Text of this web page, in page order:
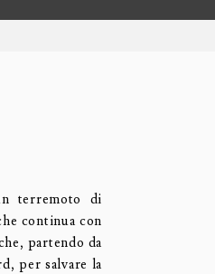
terremoto di
continua con
partendo da
per salvare la